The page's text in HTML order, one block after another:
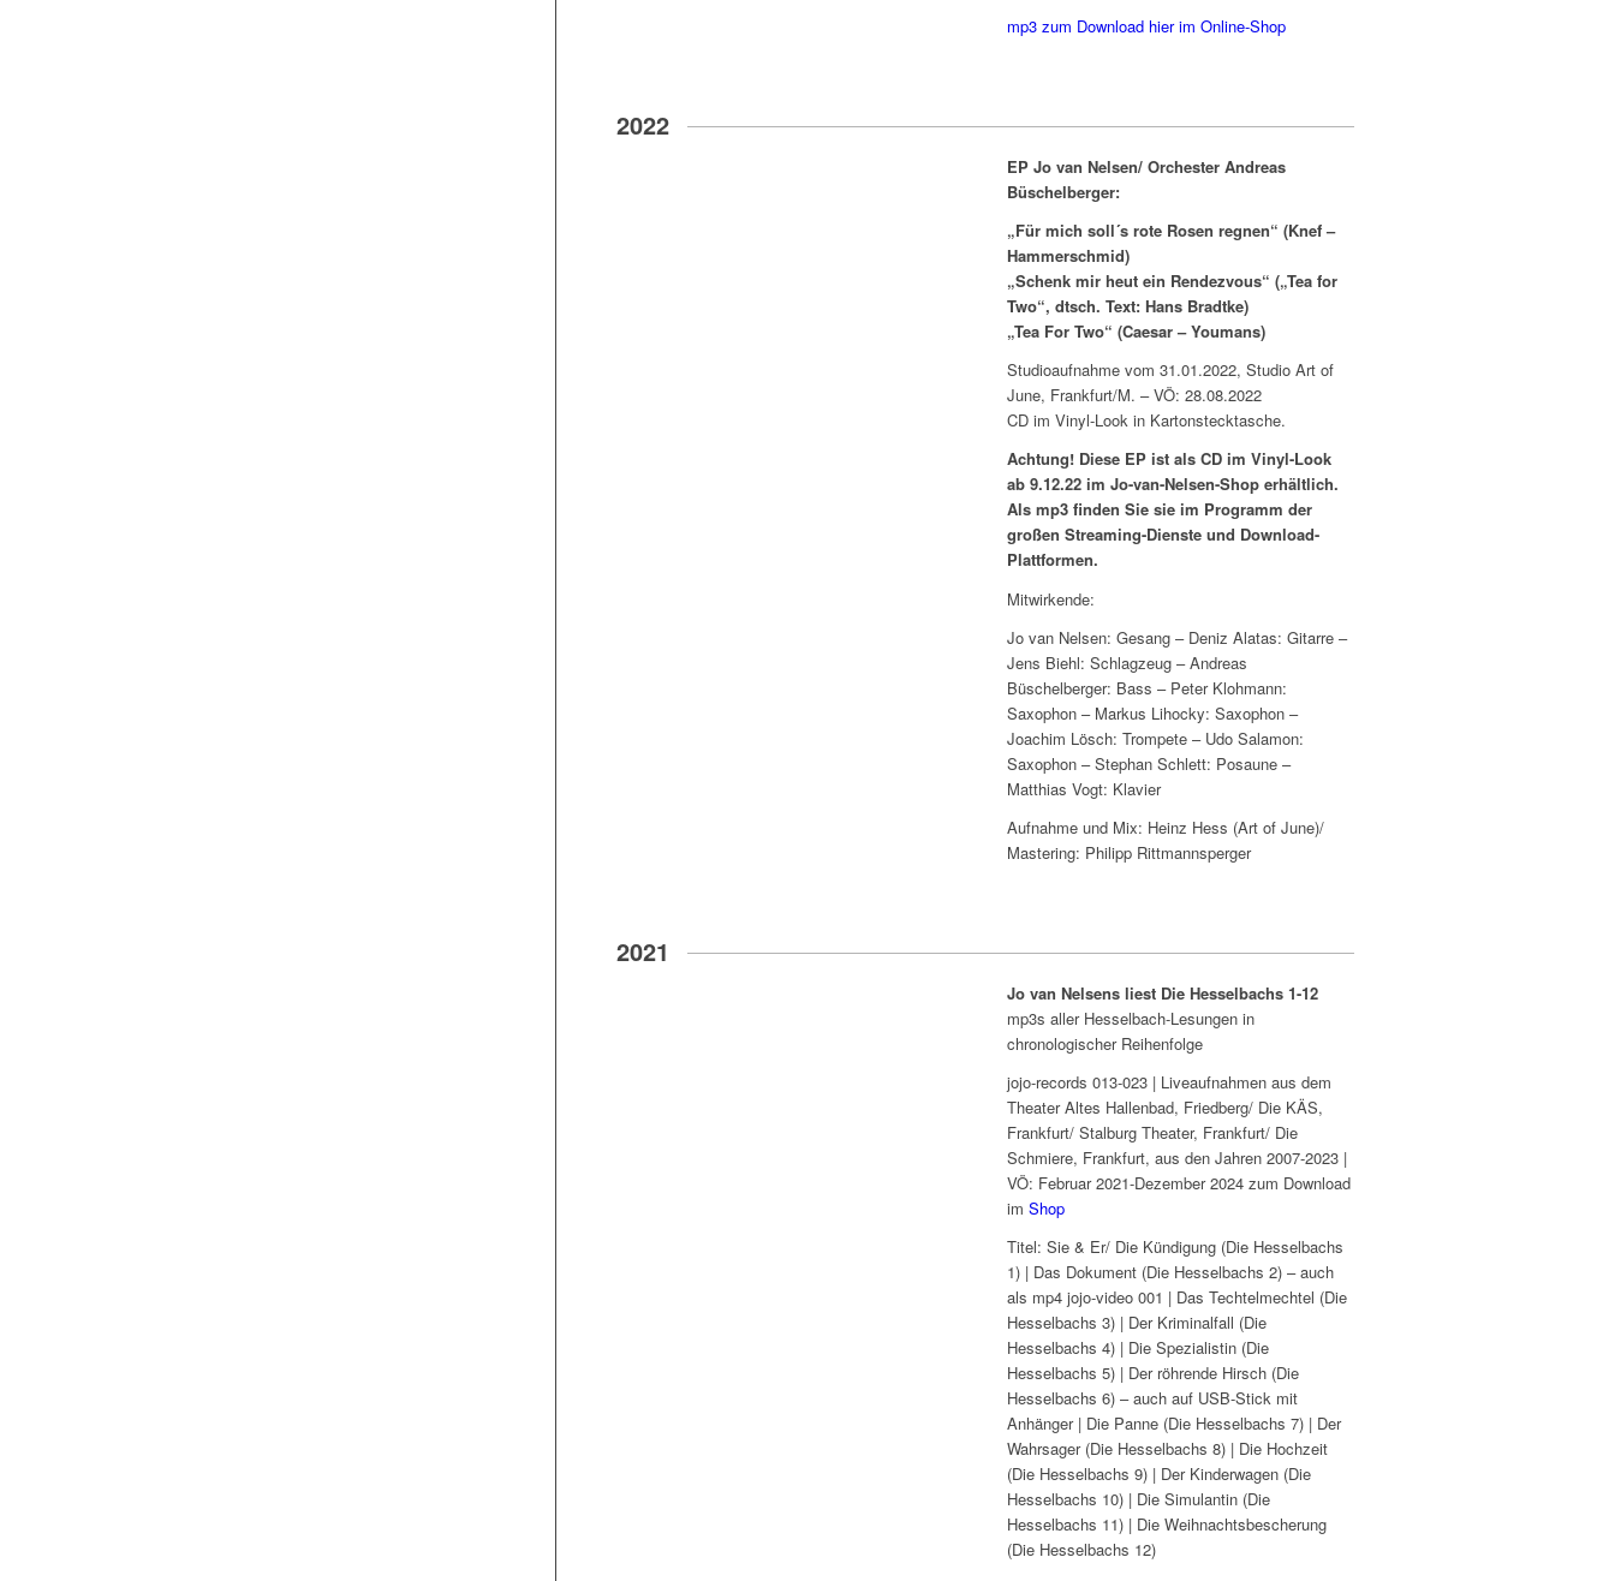
mp3 zum Download hier im Online-Shop
2022
EP Jo van Nelsen/ Orchester Andreas
Büschelberger:
„Für mich soll´s rote Rosen regnen“ (Knef –
Hammerschmid)
„Schenk mir heut ein Rendezvous“ („Tea for
Two“, dtsch. Text: Hans Bradtke)
„Tea For Two“ (Caesar – Youmans)
Studioaufnahme vom 31.01.2022, Studio Art of
June, Frankfurt/M. – VÖ: 28.08.2022
CD im Vinyl-Look in Kartonstecktasche.
Achtung! Diese EP ist als CD im Vinyl-Look
ab 9.12.22 im Jo-van-Nelsen-Shop erhältlich.
Als mp3 finden Sie sie im Programm der
großen Streaming-Dienste und Download-
Plattformen.
Mitwirkende:
Jo van Nelsen: Gesang – Deniz Alatas: Gitarre –
Jens Biehl: Schlagzeug – Andreas
Büschelberger: Bass – Peter Klohmann:
Saxophon – Markus Lihocky: Saxophon –
Joachim Lösch: Trompete – Udo Salamon:
Saxophon – Stephan Schlett: Posaune –
Matthias Vogt: Klavier
Aufnahme und Mix: Heinz Hess (Art of June)/
Mastering: Philipp Rittmannsperger
2021
Jo van Nelsens liest Die Hesselbachs 1-12
mp3s aller Hesselbach-Lesungen in
chronologischer Reihenfolge
jojo-records 013-023 | Liveaufnahmen aus dem
Theater Altes Hallenbad, Friedberg/ Die KÄS,
Frankfurt/ Stalburg Theater, Frankfurt/ Die
Schmiere, Frankfurt, aus den Jahren 2007-2023 |
VÖ: Februar 2021-Dezember 2024 zum Download
imShop
Titel: Sie & Er/ Die Kündigung (Die Hesselbachs
1) | Das Dokument (Die Hesselbachs 2) – auch
als mp4 jojo-video 001 | Das Techtelmechtel (Die
Hesselbachs 3) | Der Kriminalfall (Die
Hesselbachs 4) | Die Spezialistin (Die
Hesselbachs 5) | Der röhrende Hirsch (Die
Hesselbachs 6) – auch auf USB-Stick mit
Anhänger | Die Panne (Die Hesselbachs 7) | Der
Wahrsager (Die Hesselbachs 8) | Die Hochzeit
(Die Hesselbachs 9) | Der Kinderwagen (Die
Hesselbachs 10) | Die Simulantin (Die
Hesselbachs 11) | Die Weihnachtsbescherung
(Die Hesselbachs 12)